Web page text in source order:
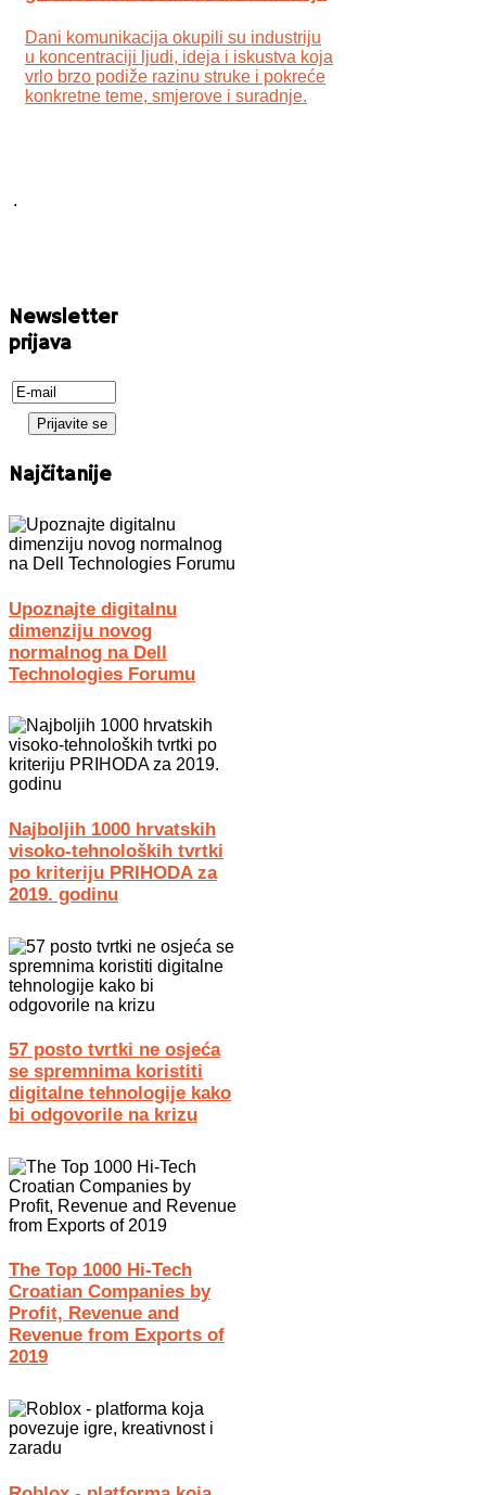
Dani komunikacija okupili su industriju
u koncentraciji ljudi, ideja i iskustva koja
vrlo brzo podiže razinu struke i pokreće
konkretne teme, smjerove i suradnje.
.
Newsletter
prijava
Najčitanije
Upoznajte digitalnu
dimenziju novog
normalnog na Dell
Technologies Forumu
Najboljih 1000 hrvatskih
visoko-tehnoloških tvrtki
po kriteriju PRIHODA za
2019. godinu
57 posto tvrtki ne osjeća
se spremnima koristiti
digitalne tehnologije kako
bi odgovorile na krizu
The Top 1000 Hi-Tech
Croatian Companies by
Profit, Revenue and
Revenue from Exports of
2019